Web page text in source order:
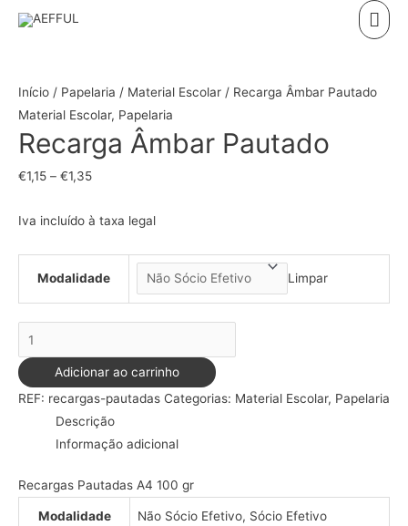
Skip
Início / Papelaria / Material Escolar / Recarga Âmbar Pautado
Material Escolar, Papelaria
Recarga Âmbar Pautado
€1,15 – €1,35
Iva incluído à taxa legal
Modalidade Limpar
Quantidade
de
Recarga
Âmbar
Pautado
Adicionar ao carrinho
REF: recargas-pautadas Categorias: Material Escolar, Papelaria
Descrição
Informação adicional
Recargas Pautadas A4 100 gr
Modalidade Não Sócio Efetivo, Sócio Efetivo